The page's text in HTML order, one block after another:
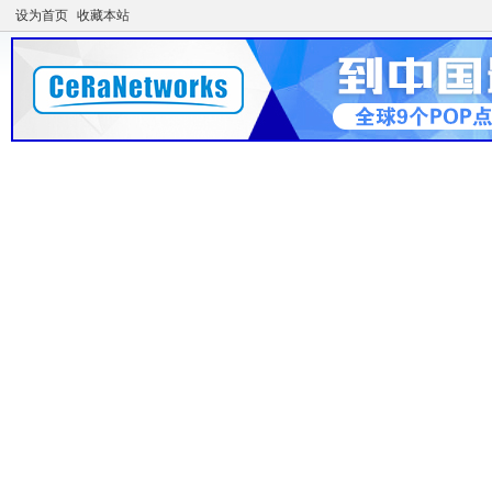
设为首页 收藏本站